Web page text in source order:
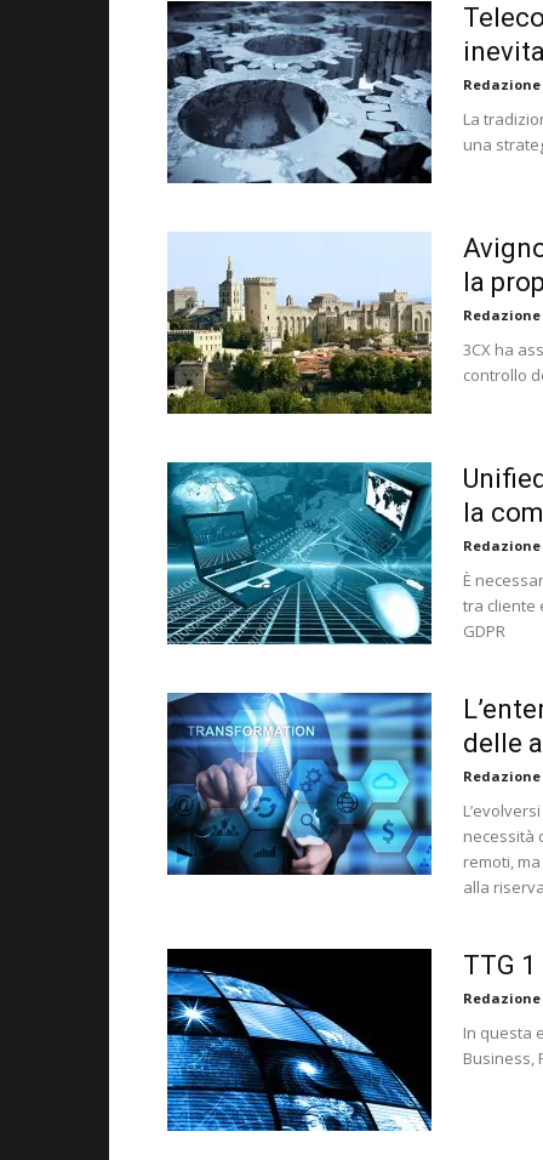
La
una
la
3CX ha
controllo
la
È
tra cliente
GDPR
delle
necessità
remoti,
alla
TTG 1
In questa
Business,